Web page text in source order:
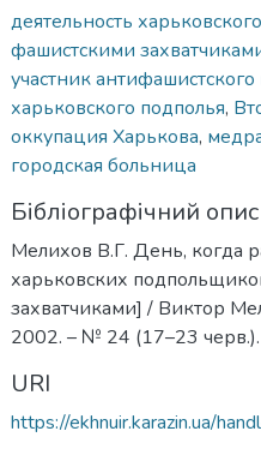
деятельность
фашистскими
участник
харьковского подполья,
оккупация Харькова,
городская больница
Бібліографічний опис
Мелихов В.Г. День, когда
харьковских
захватчиками] / Виктор
2002. – № 24 (17–23 черв.).
URI
https://ekhnuir.karazin.ua/